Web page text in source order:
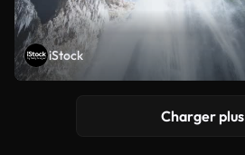
iStock
Charger plus